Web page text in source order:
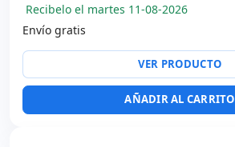
Recibelo el martes 11-08-2026
Envío gratis
VER PRODUCTO
AÑADIR AL CARRITO